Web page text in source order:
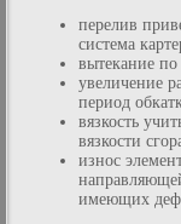
перелив
система
вытекание
увеличение
период
вязкость
вязкости
износ
имеющих